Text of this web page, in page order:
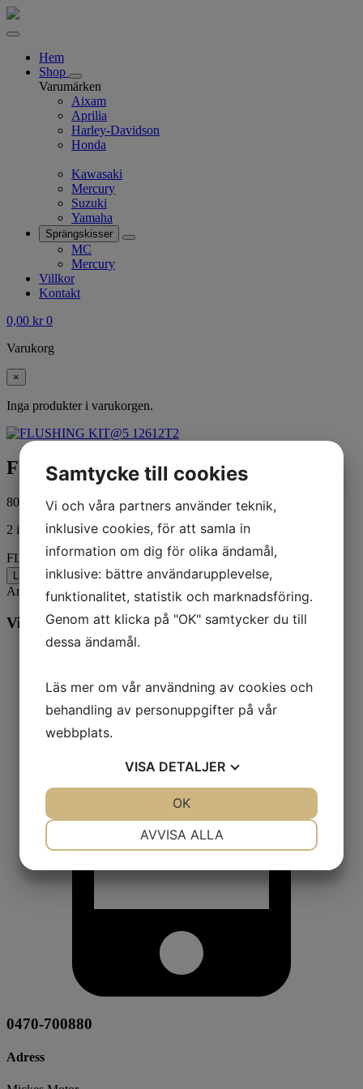
Hem
Shop
Varumärken
Aixam
Aprilia
Harley-Davidson
Honda
Kawasaki
Mercury
Suzuki
Yamaha
Sprängskisser
MC
Mercury
Villkor
Kontakt
0,00 kr 0
Varukorg
×
Inga produkter i varukorgen.
FLUSHING KIT@5 12612T2
801,00 kr ink. moms
2 i lager
FLUSHING KIT@5 12612T2 mängd
Lägg till i varukorg
Artikelnr:12612Q2 Kategorier:Båt, Mercury
Vill du veta mer? Ring oss:
0470-700880
Adress
Samtycke till cookies
Vi och våra partners använder teknik,
inklusive cookies, för att samla in
information om dig för olika ändamål,
inklusive: bättre användarupplevelse,
funktionalitet, statistik och marknadsföring.
Genom att klicka på "OK" samtycker du till
dessa ändamål.
Läs mer om vår användning av cookies och
behandling av personuppgifter på vår
webbplats.
VISA DETALJER
AVVISA ALLA
OK